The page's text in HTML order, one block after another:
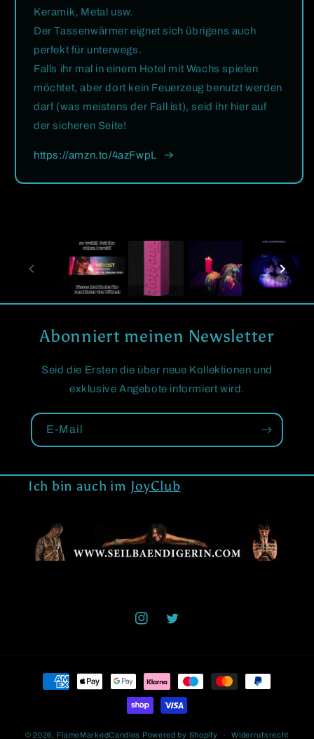
Keramik, Metal usw.
Der Tassenwärmer eignet sich übrigens auch
perfekt für unterwegs.
Falls ihr mal in einem Hotel mit Wachs spielen
möchtet, aber dort kein Feuerzeug benutzt werden
darf (was meistens der Fall ist), seid ihr hier auf
der sicheren Seite!
https://amzn.to/4azFwpL
Abonniert meinen Newsletter
Seid die Ersten die über neue Kollektionen und
exklusive Angebote informiert wird.
E-Mail
Ich bin auch im JoyClub
InstagramTwitter
Zahlungsmethoden
© 2026, FlameMarkedCandles Powered by Shopify Widerrufsrecht